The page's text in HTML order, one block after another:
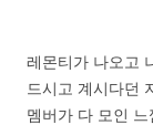
레몬티가 나오고
드시고 계시다던
멤버가 다 모인